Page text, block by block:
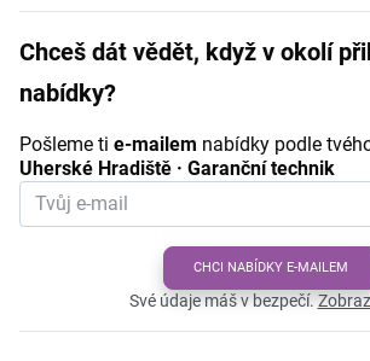
Chceš dát vědět, když v okolí
nabídky?
Pošleme ti e-mailem nabídky podle
Uherské Hradiště · Garanční technik
CHCI NABÍDKY E-MAILEM
Své údaje máš v bezpečí.